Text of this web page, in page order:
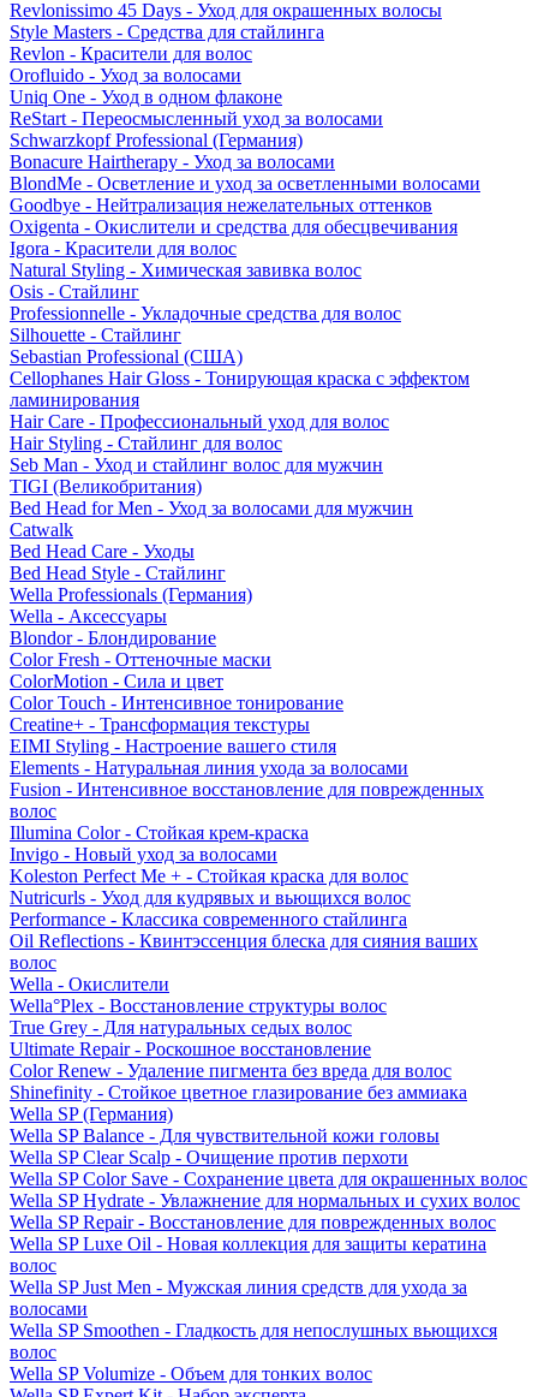
Revlonissimo 45 Days - Уход для окрашенных волосы
Style Masters - Средства для стайлинга
Revlon - Красители для волос
Orofluido - Уход за волосами
Uniq One - Уход в одном флаконе
ReStart - Переосмысленный уход за волосами
Schwarzkopf Professional (Германия)
Bonacure Hairtherapy - Уход за волосами
BlondMe - Осветление и уход за осветленными волосами
Goodbye - Нейтрализация нежелательных оттенков
Oxigenta - Окислители и средства для обесцвечивания
Igora - Красители для волос
Natural Styling - Химическая завивка волос
Osis - Стайлинг
Professionnelle - Укладочные средства для волос
Silhouette - Стайлинг
Sebastian Professional (США)
Cellophanes Hair Gloss - Тонирующая краска с эффектом
ламинирования
Hair Care - Профессиональный уход для волос
Hair Styling - Стайлинг для волос
Seb Man - Уход и стайлинг волос для мужчин
TIGI (Великобритания)
Bed Head for Men - Уход за волосами для мужчин
Catwalk
Bed Head Care - Уходы
Bed Head Style - Стайлинг
Wella Professionals (Германия)
Wella - Аксессуары
Blondor - Блондирование
Color Fresh - Оттеночные маски
ColorMotion - Сила и цвет
Color Touch - Интенсивное тонирование
Creatine+ - Трансформация текстуры
EIMI Styling - Настроение вашего стиля
Elements - Натуральная линия ухода за волосами
Fusion - Интенсивное восстановление для поврежденных
волос
Illumina Color - Стойкая крем-краска
Invigo - Новый уход за волосами
Koleston Perfect Me + - Стойкая краска для волос
Nutricurls - Уход для кудрявых и вьющихся волос
Performance - Классика современного стайлинга
Oil Reflections - Квинтэссенция блеска для сияния ваших
волос
Wella - Окислители
Wella°Plex - Восстановление структуры волос
True Grey - Для натуральных седых волос
Ultimate Repair - Роскошное восстановление
Color Renew - Удаление пигмента без вреда для волос
Shinefinity - Стойкое цветное глазирование без аммиака
Wella SP (Германия)
Wella SP Balance - Для чувствительной кожи головы
Wella SP Clear Scalp - Очищение против перхоти
Wella SP Color Save - Сохранение цвета для окрашенных волос
Wella SP Hydrate - Увлажнение для нормальных и сухих волос
Wella SP Repair - Восстановление для поврежденных волос
Wella SP Luxe Oil - Новая коллекция для защиты кератина
волос
Wella SP Just Men - Мужская линия средств для ухода за
волосами
Wella SP Smoothen - Гладкость для непослушных вьющихся
волос
Wella SP Volumize - Объем для тонких волос